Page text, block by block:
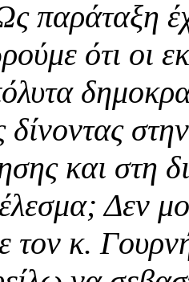
παράταξη
ότι οι
δίνοντας
και στη
Δεν
τον κ.